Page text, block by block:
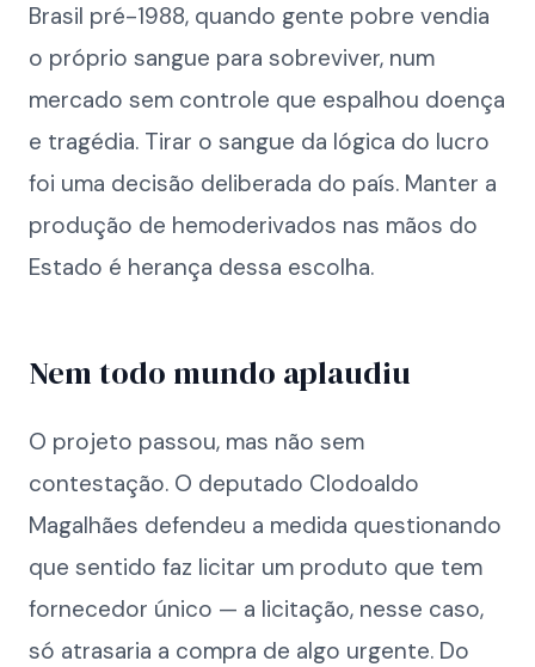
Brasil pré-1988, quando gente pobre vendia
o próprio sangue para sobreviver, num
mercado sem controle que espalhou doença
e tragédia. Tirar o sangue da lógica do lucro
foi uma decisão deliberada do país. Manter a
produção de hemoderivados nas mãos do
Estado é herança dessa escolha.
Nem todo mundo aplaudiu
O projeto passou, mas não sem
contestação. O deputado Clodoaldo
Magalhães defendeu a medida questionando
que sentido faz licitar um produto que tem
fornecedor único — a licitação, nesse caso,
só atrasaria a compra de algo urgente. Do